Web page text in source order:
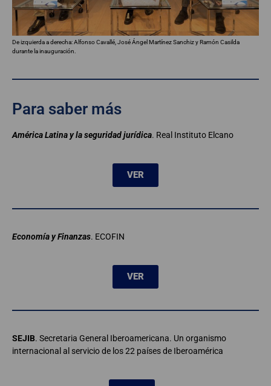
De izquierda a derecha: Alfonso Cavallé, José Ángel Martínez Sanchiz y Ramón Casilda
durante la inauguración.
Para saber más
América Latina y la seguridad jurídica. Real Instituto Elcano
VER
Economía y Finanzas. ECOFIN
VER
SEJIB. Secretaria General Iberoamericana. Un organismo
internacional al servicio de los 22 países de Iberoamérica